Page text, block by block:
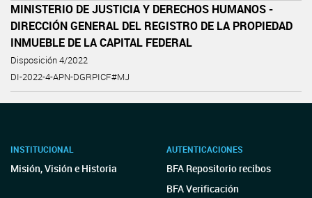
MINISTERIO DE JUSTICIA Y DERECHOS HUMANOS -
DIRECCIÓN GENERAL DEL REGISTRO DE LA PROPIEDAD
INMUEBLE DE LA CAPITAL FEDERAL
Disposición 4/2022
DI-2022-4-APN-DGRPICF#MJ
INSTITUCIONAL
Misión, Visión e Historia
AUTENTICACIONES
BFA Repositorio recibos
BFA Verificación